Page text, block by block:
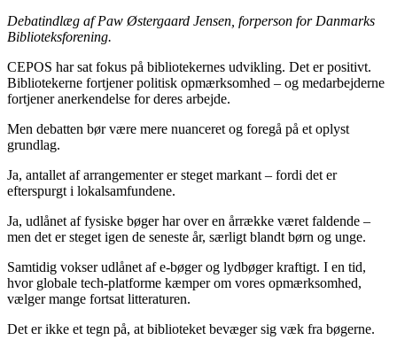
Debatindlæg af Paw Østergaard Jensen, forperson for Danmarks
Biblioteksforening.
CEPOS har sat fokus på bibliotekernes udvikling. Det er positivt.
Bibliotekerne fortjener politisk opmærksomhed – og medarbejderne
fortjener anerkendelse for deres arbejde.
Men debatten bør være mere nuanceret og foregå på et oplyst
grundlag.
Ja, antallet af arrangementer er steget markant – fordi det er
efterspurgt i lokalsamfundene.
Ja, udlånet af fysiske bøger har over en årrække været faldende –
men det er steget igen de seneste år, særligt blandt børn og unge.
Samtidig vokser udlånet af e-bøger og lydbøger kraftigt. I en tid,
hvor globale tech-platforme kæmper om vores opmærksomhed,
vælger mange fortsat litteraturen.
Det er ikke et tegn på, at biblioteket bevæger sig væk fra bøgerne.